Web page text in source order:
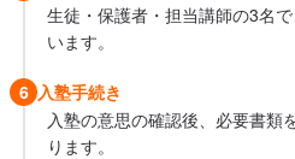
生徒・保護者・担当講師の3名
います。
6 入塾手続き
入塾の意思の確認後、必要書類
ります。